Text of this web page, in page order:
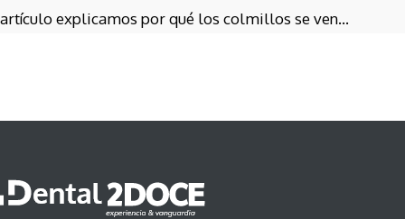
artículo explicamos por qué los colmillos se ven...